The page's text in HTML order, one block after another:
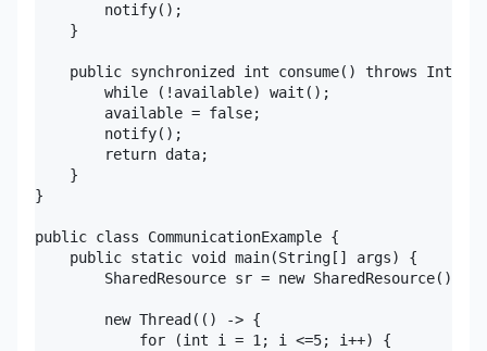
        notify();
    }
public synchronized int consume() throws
        while (!available) wait();
        available = false;
        notify();
        return data;
    }
}
public class CommunicationExample {
    public static void main(String[] args) {
        SharedResource sr = new SharedResource();
        new Thread(() -> {
            for (int i = 1; i <=5; i++) {